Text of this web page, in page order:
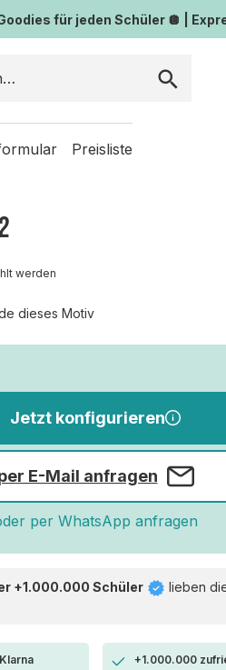
für jeden Schüler 🪩 |
Preisliste
werden
dieses Motiv
Jetzt konfigurieren
E-Mail anfragen
per WhatsApp anfragen
+1.000.000 Schüler lieben
+1.000.000